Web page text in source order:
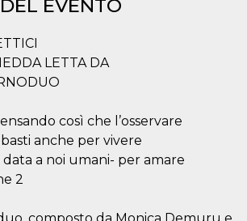
EVENTO
LETTA DA
così che l’osservare
anche per vivere
a noi umani- per amare
2
Proveedor /
Inc.
.oooh.events
confianza y
basada en la